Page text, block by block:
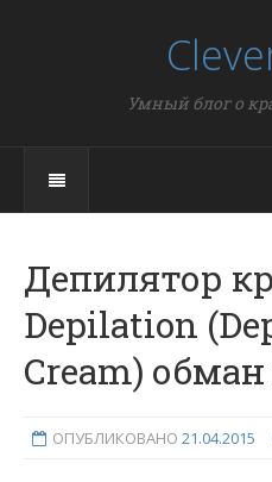
Умный блог о
Депилятор
Depilation
Cream)
ОПУБЛИКОВАНО 21.04.2015